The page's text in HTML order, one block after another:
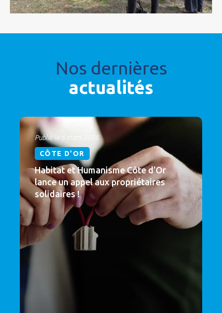
Nos dernières
actualités
Publié le 6 mars 2026
CÔTE D'OR
Habitat et Humanisme Côte d’Or
lance un appel aux propriétaires
solidaires !